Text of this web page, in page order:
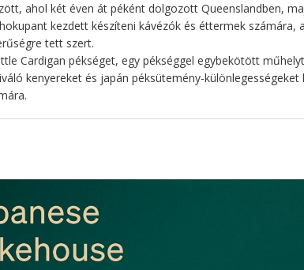
ahol két éven át péként dolgozott Queenslandben,
kezdett készíteni kávézók és éttermek számára,
tett szert.
Cardigan pékséget, egy pékséggel egybekötött
kenyereket és japán péksütemény-